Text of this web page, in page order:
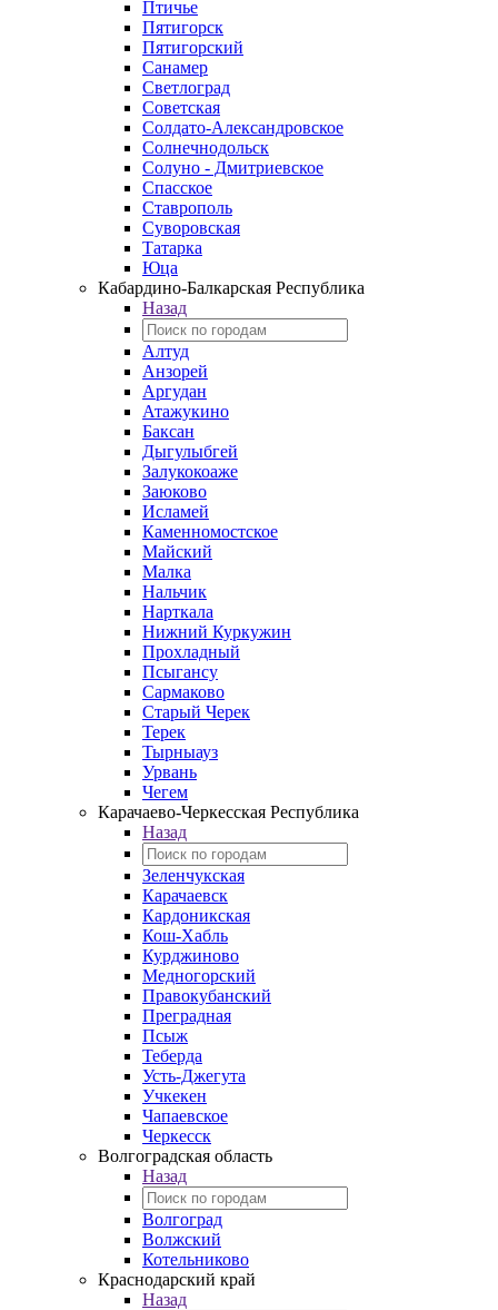
Птичье
Пятигорск
Пятигорский
Санамер
Светлоград
Советская
Солдато-Александровское
Солнечнодольск
Солуно - Дмитриевское
Спасское
Ставрополь
Суворовская
Татарка
Юца
Кабардино‑Балкарская Республика
Назад
Алтуд
Анзорей
Аргудан
Атажукино
Баксан
Дыгулыбгей
Залукокоаже
Заюково
Исламей
Каменномостское
Майский
Малка
Нальчик
Нарткала
Нижний Куркужин
Прохладный
Псыгансу
Сармаково
Старый Черек
Терек
Тырныауз
Урвань
Чегем
Карачаево-Черкесская Республика
Назад
Зеленчукская
Карачаевск
Кардоникская
Кош-Хабль
Курджиново
Медногорский
Правокубанский
Преградная
Псыж
Теберда
Усть-Джегута
Учкекен
Чапаевское
Черкесск
Волгоградская область
Назад
Волгоград
Волжский
Котельниково
Краснодарский край
Назад